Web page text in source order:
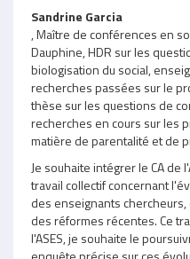
Sandrine Garcia
, Maître de conférences en
Dauphine, HDR sur les
biologisation du social,
recherches passées sur le
thèse sur les questions de
recherches en cours sur les
matière de parentalité et de
Je souhaite intégrer le CA de
travail collectif concernant
des enseignants
des réformes récentes. Ce
l'ASES, je souhaite le